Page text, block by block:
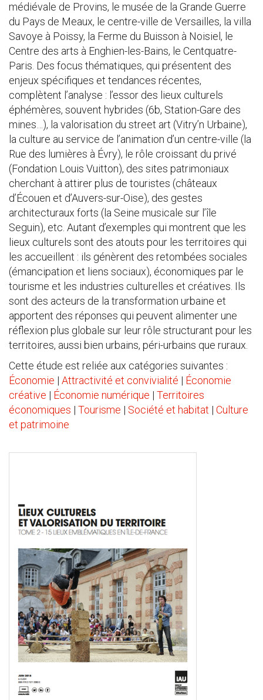
médiévale de Provins, le musée de la Grande Guerre
du Pays de Meaux, le centre-ville de Versailles, la villa
Savoye à Poissy, la Ferme du Buisson à Noisiel, le
Centre des arts à Enghien-les-Bains, le Centquatre-
Paris. Des focus thématiques, qui présentent des
enjeux spécifiques et tendances récentes,
complètent l’analyse : l’essor des lieux culturels
éphémères, souvent hybrides (6b, Station-Gare des
mines…), la valorisation du street art (Vitry’n Urbaine),
la culture au service de l’animation d’un centre-ville (la
Rue des lumières à Évry), le rôle croissant du privé
(Fondation Louis Vuitton), des sites patrimoniaux
cherchant à attirer plus de touristes (châteaux
d’Écouen et d’Auvers-sur-Oise), des gestes
architecturaux forts (la Seine musicale sur l’île
Seguin), etc. Autant d’exemples qui montrent que les
lieux culturels sont des atouts pour les territoires qui
les accueillent : ils génèrent des retombées sociales
(émancipation et liens sociaux), économiques par le
tourisme et les industries culturelles et créatives. Ils
sont des acteurs de la transformation urbaine et
apportent des réponses qui peuvent alimenter une
réflexion plus globale sur leur rôle structurant pour les
territoires, aussi bien urbains, péri-urbains que ruraux.
Cette étude est reliée aux catégories suivantes :
Économie | Attractivité et convivialité | Économie
créative | Économie numérique | Territoires
économiques | Tourisme | Société et habitat | Culture
et patrimoine